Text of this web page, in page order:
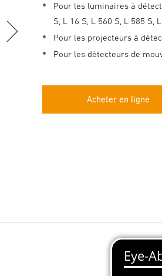
Pour les luminaires à
S, L 16 S, L 560 S, L 585 S,
Pour les projecteurs à
Pour les détecteurs de
Acheter en ligne